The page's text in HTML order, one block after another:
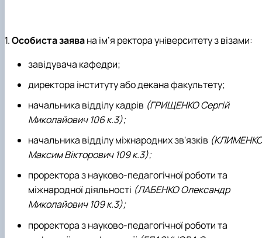
1.Особиста заявана ім’я ректора університету з візами:
завідувача кафедри;
директора інституту або декана факультету;
начальника відділу кадрів (ГРИЩЕНКО Сергій
Миколайович 106 к.3);
начальника відділу міжнародних зв'язків
Максим Вікторович 109 к.3);
проректора з науково-педагогічної роботи та
міжнародної діяльності (ЛАБЕНКО Олександр
Миколайович 109 к.3);
проректора з науково-педагогічної роботи та